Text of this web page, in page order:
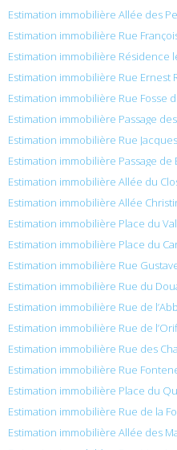
Estimation immobilière Allée des
Estimation immobilière Rue
Estimation immobilière Résidence
Estimation immobilière Rue Ernest
Estimation immobilière Rue Fosse
Estimation immobilière Passage
Estimation immobilière Rue
Estimation immobilière Passage
Estimation immobilière Allée du
Estimation immobilière Allée
Estimation immobilière Place du
Estimation immobilière Place du
Estimation immobilière Rue
Estimation immobilière Rue du
Estimation immobilière Rue de
Estimation immobilière Rue de
Estimation immobilière Rue des
Estimation immobilière Rue
Estimation immobilière Place du
Estimation immobilière Rue de la
Estimation immobilière Allée des